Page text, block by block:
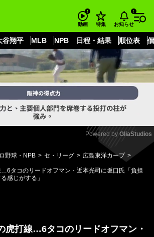
動画 特集 お知らせ
谷翔平 MLB NPB 日程・結果 順位表
もっと見る
Mute
Powered by GliaStudios
野球・NPB セ・リーグ
広島東洋カープ
タコのリードオフマン・近本光司に坂口氏「負担
感じがする」
虎打線…6タコのリードオフマン・